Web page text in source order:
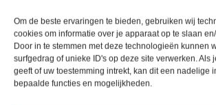
Om de beste ervaringen te bieden, gebruiken wij
cookies om informatie over je apparaat op te slaan
Door in te stemmen met deze technologieën kunnen
surfgedrag of unieke ID's op deze site verwerken. Als
geeft of uw toestemming intrekt, kan dit een nadelige
bepaalde functies en mogelijkheden.
voorzijde, completeren de strakke,
uitstraling.
Veilig en betrouwbaar gebouwd